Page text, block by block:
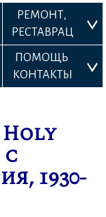
РЕМОНТ,
РЕСТАВРАЦ
ПОМОЩЬ
КОНТАКТЫ
1930-